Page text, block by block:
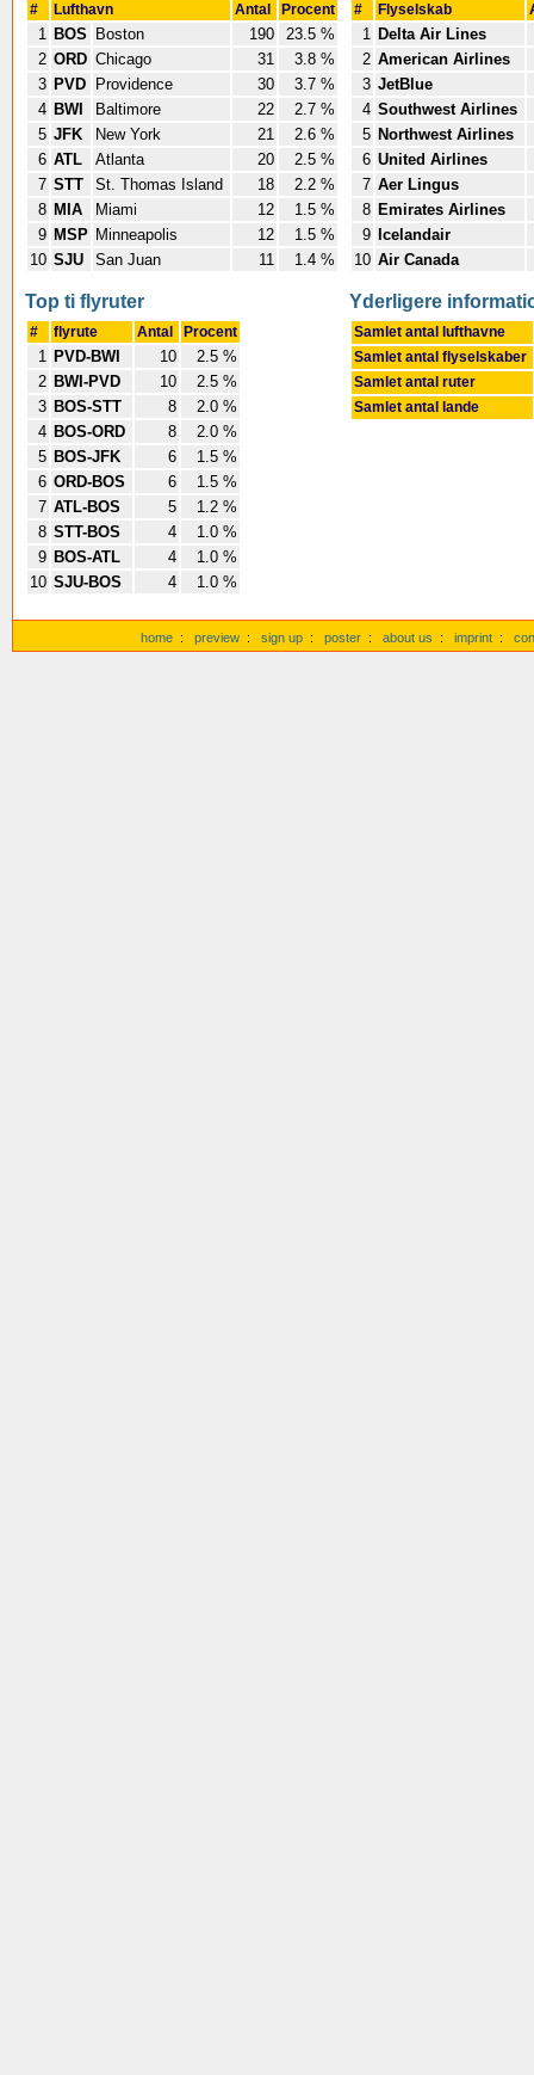
# Lufthavn Antal Procent
1 BOS Boston 190
23.5 %
2 ORD Chicago 31
3.8 %
3 PVD Providence 30
3.7 %
4 BWI Baltimore 22
2.7 %
5 JFK New York 21
2.6 %
6 ATL Atlanta 20
2.5 %
7 STT St. Thomas Island 18
2.2 %
8 MIA Miami 12
1.5 %
9 MSP Minneapolis 12
1.5 %
10 SJU San Juan 11 1.4 %
# Flyselskab
1 Delta Air Lines
2 American Airlines
3 JetBlue
4 Southwest Airlines
5 Northwest Airlines
6 United Airlines
7 Aer Lingus
8 Emirates Airlines
9
Icelandair
10 Air Canada
Top ti flyruter
# flyrute Antal Procent
1 PVD-BWI 10
2.5 %
2 BWI-PVD 10
2.5 %
3 BOS-STT 8
2.0 %
4 BOS-ORD 8
2.0 %
5 BOS-JFK 6
1.5 %
6 ORD-BOS 6
1.5 %
7 ATL-BOS 5
1.2 %
8 STT-BOS 4
1.0 %
9 BOS-ATL 4
1.0 %
10 SJU-BOS 4 1.0 %
Yderligere
Samlet antal lufthavne
Samlet antal flyselskaber
Samlet antal ruter
Samlet antal lande
home : preview : sign up : poster : about us : imprint :